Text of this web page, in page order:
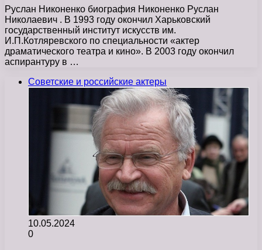
Руслан Никоненко биография Никоненко Руслан
Николаевич . В 1993 году окончил Харьковский
государственный институт искусств им.
И.П.Котляревского по специальности «актер
драматического театра и кино». В 2003 году окончил
аспирантуру в …
Советские и российские актеры
10.05.2024
0